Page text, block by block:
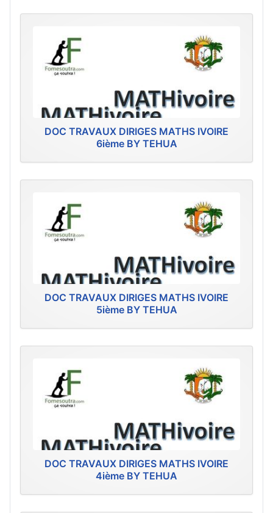
DOC TRAVAUX DIRIGES MATHS IVOIRE
6ième BY TEHUA
DOC TRAVAUX DIRIGES MATHS IVOIRE
5ième BY TEHUA
DOC TRAVAUX DIRIGES MATHS IVOIRE
4ième BY TEHUA